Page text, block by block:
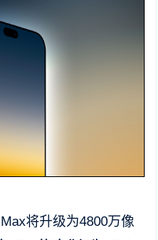
将升级为4800万像